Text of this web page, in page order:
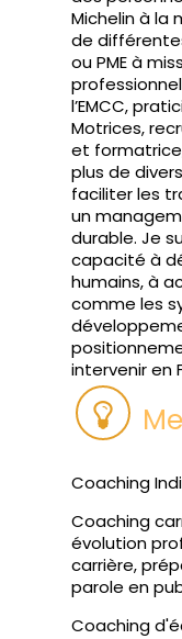
Michelin à la
de
ou PME à
l’EMCC,
Motrices,
et
plus de
faciliter les
un
durable. Je
capacité à
humains, à
comme les
intervenir en
Coaching
Coaching
évolution
carrière,
parole en
Coaching